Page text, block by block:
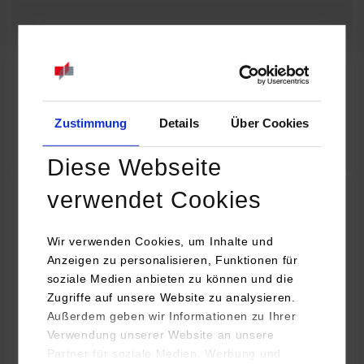
Zustimmung Details Über Cookies
Diese Webseite
verwendet Cookies
Wir verwenden Cookies, um Inhalte und
Anzeigen zu personalisieren, Funktionen für
soziale Medien anbieten zu können und die
Zugriffe auf unsere Website zu analysieren.
Außerdem geben wir Informationen zu Ihrer
Verwendung unserer Website an unsere
Partner für soziale Medien, Werbung und
Baue dir deine eigene Lichtorgel! Wie wird aus einer Idee ein
funktionierendes technisches Projekt? Entdecke die Welt der
Zum Event
32. Horber Sommerferienprogramm für Kinder
und Jugendliche: Mit Lego Education die Welt
der Autos entdecken
08.09.2026 - 08.09.2026
Hast du Lust, dein eigenes Auto zu bauen und zum Fahren zu